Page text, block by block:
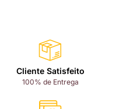
Cliente Satisfeito
100% de Entrega